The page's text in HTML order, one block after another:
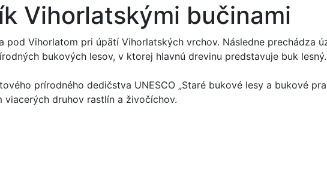
Vihorlatskými bučinami
pod Vihorlatom pri úpätí Vihorlatských vrchov. Následne prechádza
bukových lesov, v ktorej hlavnú drevinu predstavuje buk lesný.
prírodného dedičstva UNESCO „Staré bukové lesy a bukové
viacerých druhov rastlín a živočíchov.